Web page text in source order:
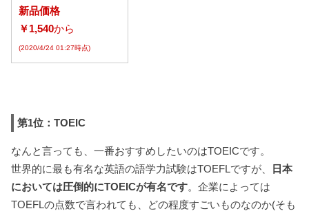
新品価格
￥1,540から
(2020/4/24 01:27時点)
第1位：TOEIC
なんと言っても、一番おすすめしたいのはTOEICです。
世界的に最も有名な英語の語学力試験はTOEFLですが、
日本
においては圧倒的にTOEICが有名です。企業によっては
TOEFLの点数で言われても、どの程度すごいものなのか(そも